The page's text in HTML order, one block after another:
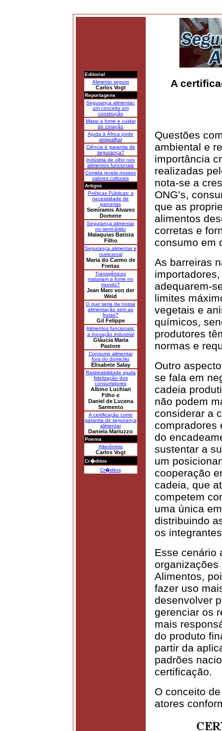
Editorial
Alimento seguro
Carlos Vogt
Reportagens
Segurança alimentar:
um conceito em
construção
Matar a fome e cuidar
do coração
Ajuda à África pode
atrapalhar
Ciência é garantia de
segurança?
Indústria de olho nos
alimentos funcionais
Comida revela nossos
valores culturais
Artigos
Políticas Públicas: a
necessidade de
parcerias
Semíramis Álvares
Domene
Segurança alimentar
no semi-árido
Malaquias Batista
Filho
Segurança alimentar e
nutricional
Maria do Carmo de
Freitas
Transgênicos
matariam a fome no
mundo?
Jean Marc von der
Weid
O que seria da nossa
alimentação sem as
frutas?
Gil Felippe
Alimentos funcionais:
a inovação industrial
Gláucia Maria
Pastore
Consumo alimentar
fora do domicílio
Elisabete Salay
Rastreabilidade ajuda
fidelização dos
consumidores
Albino Luchiari
Filho e
Daniel de Lucena
Sarmento
A certificação como
garantia de segurança
alimentar
Daniela Mariuzzo
Poema
Alterônimo
Carlos Vogt
Cr�ditos
Cr�ditos
A
Questões
ambiental e
importância
realizadas
nota-se a
ONG’s,
que as
alimentos
corretas e
consumo em
As barreiras
adequarem-
limites
vegetais e
químicos,
produtores
normas e
Outro
se fala em
cadeia
não podem
considerar a
compradores
do
sustentar a
um
cooperação
cadeia, que
competem
uma única
distribuindo
os
Esse cenário
organizações
Alimentos,
fazer uso
desenvolver
gerenciar os
mais
do produto
partir da
padrões
certificação.
O conceito
atores